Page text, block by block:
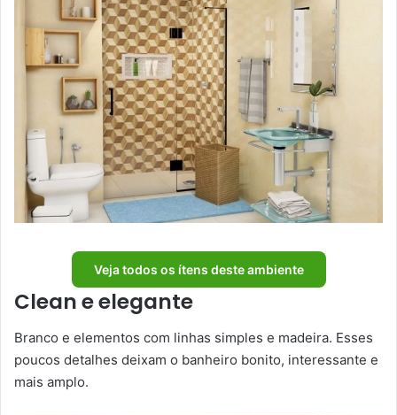
Veja todos os ítens deste ambiente
Clean e elegante
Branco e elementos com linhas simples e madeira. Esses
poucos detalhes deixam o banheiro bonito, interessante e
mais amplo.